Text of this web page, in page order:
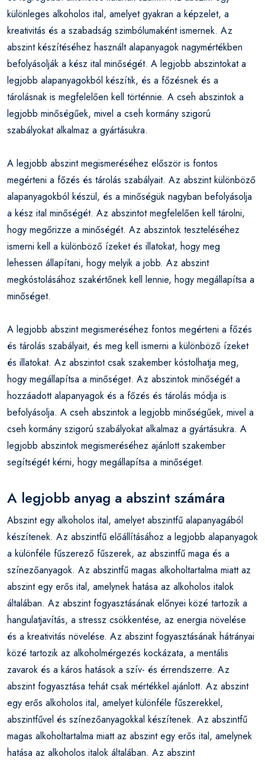
különleges alkoholos ital, amelyet gyakran a képzelet, a
kreativitás és a szabadság szimbólumaként ismernek. Az
abszint készítéséhez használt alapanyagok nagymértékben
befolyásolják a kész ital minőségét. A legjobb abszintokat a
legjobb alapanyagokból készítik, és a főzésnek és a
tárolásnak is megfelelően kell történnie. A cseh abszintok a
legjobb minőségűek, mivel a cseh kormány szigorú
szabályokat alkalmaz a gyártásukra.
A legjobb abszint megismeréséhez először is fontos
megérteni a főzés és tárolás szabályait. Az abszint különböző
alapanyagokból készül, és a minőségük nagyban befolyásolja
a kész ital minőségét. Az abszintot megfelelően kell tárolni,
hogy megőrizze a minőségét. Az abszintok teszteléséhez
ismerni kell a különböző ízeket és illatokat, hogy meg
lehessen állapítani, hogy melyik a jobb. Az abszint
megkóstolásához szakértőnek kell lennie, hogy megállapítsa a
minőséget.
A legjobb abszint megismeréséhez fontos megérteni a főzés
és tárolás szabályait, és meg kell ismerni a különböző ízeket
és illatokat. Az abszintot csak szakember kóstolhatja meg,
hogy megállapítsa a minőséget. Az abszintok minőségét a
hozzáadott alapanyagok és a főzés és tárolás módja is
befolyásolja. A cseh abszintok a legjobb minőségűek, mivel a
cseh kormány szigorú szabályokat alkalmaz a gyártásukra. A
legjobb abszintok megismeréséhez ajánlott szakember
segítségét kérni, hogy megállapítsa a minőséget.
A legjobb anyag a abszint számára
Abszint egy alkoholos ital, amelyet abszintfű alapanyagából
készítenek. Az abszintfű előállításához a legjobb alapanyagok
a különféle fűszerező fűszerek, az abszintfű maga és a
színezőanyagok. Az abszintfű magas alkoholtartalma miatt az
abszint egy erős ital, amelynek hatása az alkoholos italok
általában. Az abszint fogyasztásának előnyei közé tartozik a
hangulatjavítás, a stressz csökkentése, az energia növelése
és a kreativitás növelése. Az abszint fogyasztásának hátrányai
közé tartozik az alkoholmérgezés kockázata, a mentális
zavarok és a káros hatások a szív- és érrendszerre. Az
abszint fogyasztása tehát csak mértékkel ajánlott. Az abszint
egy erős alkoholos ital, amelyet különféle fűszerekkel,
abszintfűvel és színezőanyagokkal készítenek. Az abszintfű
magas alkoholtartalma miatt az abszint egy erős ital, amelynek
hatása az alkoholos italok általában. Az abszint